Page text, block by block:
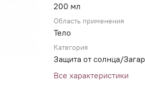
200 мл
Область применения
Тело
Категория
Защита от солнца/Загар
Все характеристики